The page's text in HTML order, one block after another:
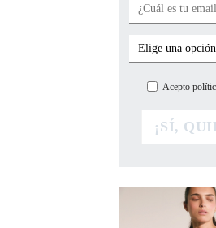
Acepto